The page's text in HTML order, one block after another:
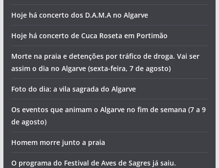
Hoje há concerto dos D.A.M.A no Algarve
Hoje há concerto de Cuca Roseta em Portimão
Morte na praia e detenções por tráfico de droga. Vai ser
assim o dia no Algarve (sexta-feira, 7 de agosto)
Foto do dia: a vila sagrada do Algarve
Os eventos que animam o Algarve no fim de semana (7 a 9
de agosto)
Homem morre junto a praia
O programa do Festival de Aves de Sagres já saiu.